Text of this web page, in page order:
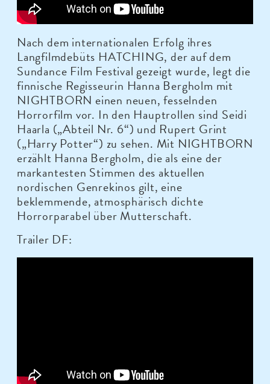
Nach dem internationalen Erfolg ihres
Langfilmdebüts HATCHING, der auf dem
Sundance Film Festival gezeigt wurde, legt die
finnische Regisseurin Hanna Bergholm mit
NIGHTBORN einen neuen, fesselnden
Horrorfilm vor. In den Hauptrollen sind Seidi
Haarla („Abteil Nr. 6“) und Rupert Grint
(„Harry Potter“) zu sehen. Mit NIGHTBORN
erzählt Hanna Bergholm, die als eine der
markantesten Stimmen des aktuellen
nordischen Genrekinos gilt, eine
beklemmende, atmosphärisch dichte
Horrorparabel über Mutterschaft.
Trailer DF: